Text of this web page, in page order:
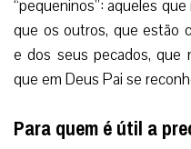
“pequeninos”: aqueles
que os outros, que estão
e dos seus pecados, que
que em Deus Pai se
Para quem é útil a